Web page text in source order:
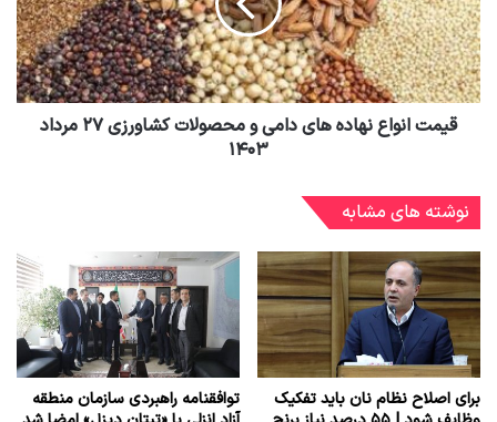
قیمت انواع نهاده های دامی و محصولات کشاورزی ۲۷ مرداد
۱۴۰۳
نوشته های مشابه
برای اصلاح نظام نان باید تفکیک
توافقنامه راهبردی سازمان منطقه